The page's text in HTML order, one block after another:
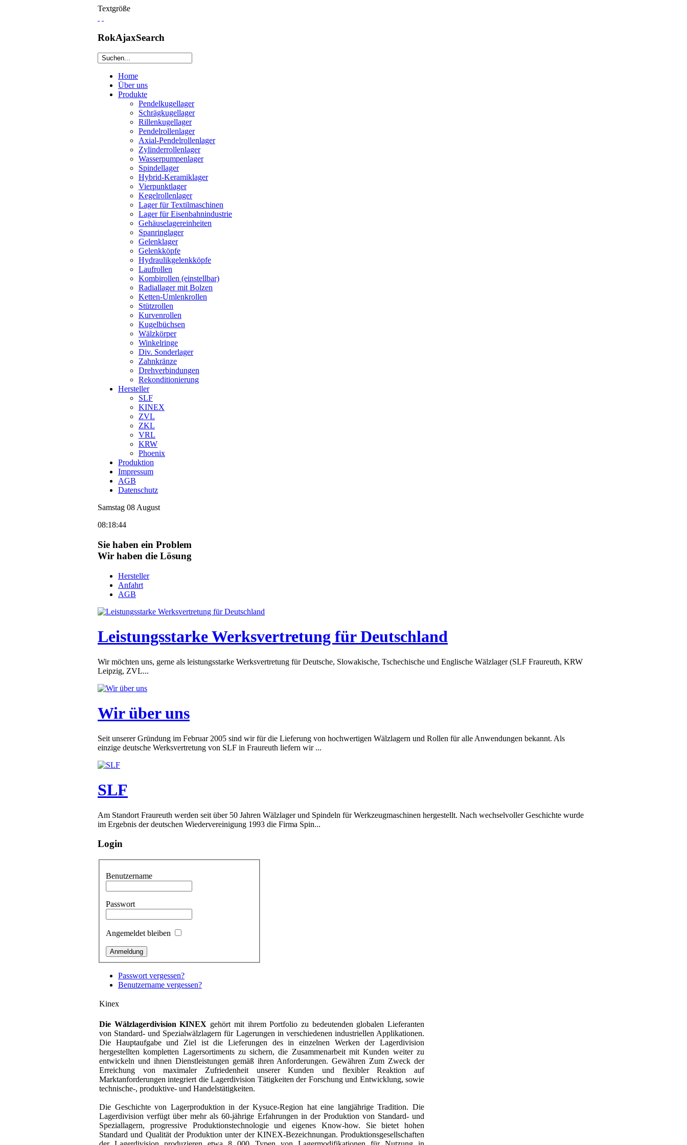
Textgröße
RokAjaxSearch
Home
Über uns
Produkte
Pendelkugellager
Schrägkugellager
Rillenkugellager
Pendelrollenlager
Axial-Pendelrollenlager
Zylinderrollenlager
Wasserpumpenlager
Spindellager
Hybrid-Keramiklager
Vierpunktlager
Kegelrollenlager
Lager für Textilmaschinen
Lager für Eisenbahnindustrie
Gehäuselagereinheiten
Spanringlager
Gelenklager
Gelenkköpfe
Hydraulikgelenkköpfe
Laufrollen
Kombirollen (einstellbar)
Radiallager mit Bolzen
Ketten-Umlenkrollen
Stützrollen
Kurvenrollen
Kugelbüchsen
Wälzkörper
Winkelringe
Div. Sonderlager
Zahnkränze
Drehverbindungen
Rekonditionierung
Hersteller
SLF
KINEX
ZVL
ZKL
VRL
KRW
Phoenix
Produktion
Impressum
AGB
Datenschutz
Samstag 08August
08:18:44
Sie haben ein Problem
Wir haben die Lösung
Hersteller
Anfahrt
AGB
Leistungsstarke Werksvertretung für Deutschland
Wir möchten uns, gerne als leistungsstarke Werksvertretung für Deutsche, Slowakische, Tschechische und Englische Wälzlager (SLF Fraureuth, KRW
Leipzig, ZVL...
Wir über uns
Seit unserer Gründung im Februar 2005 sind wir für die Lieferung von hochwertigen Wälzlagern und Rollen für alle Anwendungen bekannt. Als
einzige deutsche Werksvertretung von SLF in Fraureuth liefern wir ...
SLF
Am Standort Fraureuth werden seit über 50 Jahren Wälzlager und Spindeln für Werkzeugmaschinen hergestellt. Nach wechselvoller Geschichte wurde
im Ergebnis der deutschen Wiedervereinigung 1993 die Firma Spin...
Login
Benutzername
Passwort
Angemeldet bleiben
Passwort vergessen?
Benutzername vergessen?
Kinex
Die Wälzlagerdivision KINEX gehört mit ihrem Portfolio zu bedeutenden globalen Lieferanten
von Standard- und Spezialwälzlagern für Lagerungen in verschiedenen industriellen Applikationen.
Die Hauptaufgabe und Ziel ist die Lieferungen des in einzelnen Werken der Lagerdivision
hergestellten kompletten Lagersortiments zu sichern, die Zusammenarbeit mit Kunden weiter zu
entwickeln und ihnen Dienstleistungen gemäß ihren Anforderungen. Gewähren Zum Zweck der
Erreichung von maximaler Zufriedenheit unserer Kunden und flexibler Reaktion auf
Marktanforderungen integriert die Lagerdivision Tätigkeiten der Forschung und Entwicklung, sowie
technische-, produktive- und Handelstätigkeiten.
Die Geschichte von Lagerproduktion in der Kysuce-Region hat eine langjährige Tradition. Die
Lagerdivision verfügt über mehr als 60-jährige Erfahrungen in der Produktion von Standard- und
Speziallagern, progressive Produktionstechnologie und eigenes Know-how. Sie bietet hohen
Standard und Qualität der Produktion unter der KINEX-Bezeichnungan. Produktionsgesellschaften